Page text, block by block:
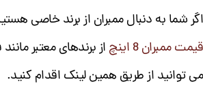
اگر شما به دنبال ممبران از برند خاصی
قیمت ممبران 8 اینچ
از برندهای معتبر
می توانید از طریق همین لینک اقدام کنید.